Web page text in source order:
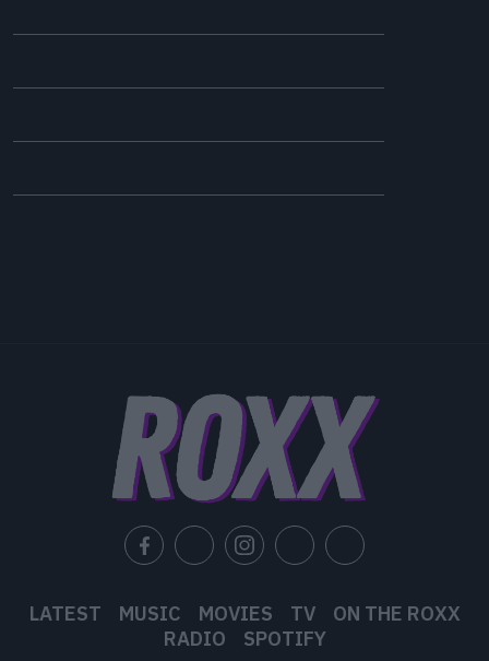
LATEST MUSIC MOVIES TV
ON THE ROXX
RADIO
SPOTIFY